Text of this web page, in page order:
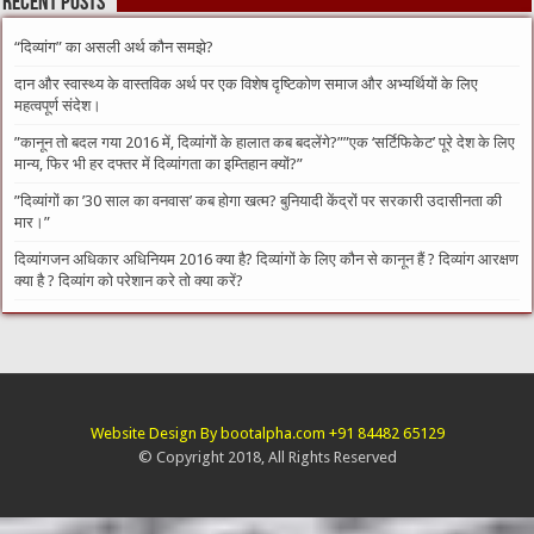
“दिव्यांग” का असली अर्थ कौन समझे?
दान और स्वास्थ्य के वास्तविक अर्थ पर एक विशेष दृष्टिकोण समाज और अभ्यर्थियों के लिए
महत्वपूर्ण संदेश।
​”कानून तो बदल गया 2016 में, दिव्यांगों के हालात कब बदलेंगे?”​”एक ‘सर्टिफिकेट’ पूरे देश के लिए
मान्य, फिर भी हर दफ्तर में दिव्यांगता का इम्तिहान क्यों?”
​”दिव्यांगों का ’30 साल का वनवास’ कब होगा खत्म? बुनियादी केंद्रों पर सरकारी उदासीनता की
मार।”
दिव्यांगजन अधिकार अधिनियम 2016 क्या है? दिव्यांगों के लिए कौन से कानून हैं ? दिव्यांग आरक्षण
क्या है ? दिव्यांग को परेशान करे तो क्या करें?
Website Design By bootalpha.com +91 84482 65129
© Copyright 2018, All Rights Reserved